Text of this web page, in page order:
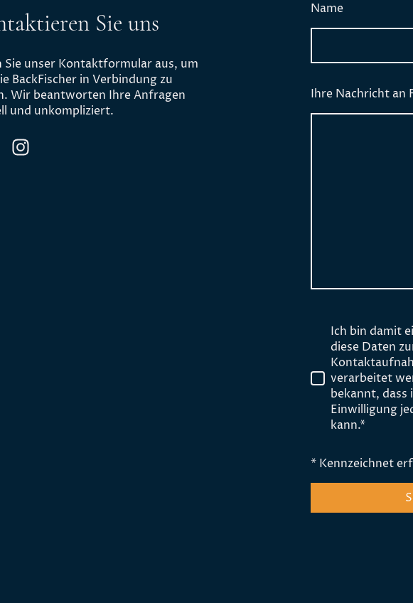
Sie uns
Sie unser Kontaktformular aus, um
BackFischer in Verbindung zu
Wir beantworten Ihre Anfragen
und unkompliziert.
Name
Ihre Nachricht an
Ich bin damit
diese Daten
verarbeitet
bekannt, dass
Einwilligung
kann.*
* Kennzeichnet